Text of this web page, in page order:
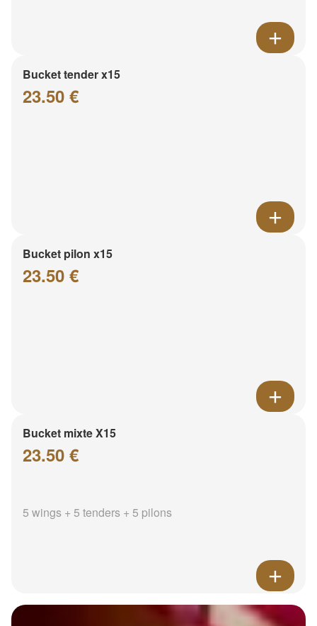
Bucket tender x15
23.50 €
Bucket pilon x15
23.50 €
Bucket mixte X15
23.50 €
5 wings + 5 tenders + 5 pilons